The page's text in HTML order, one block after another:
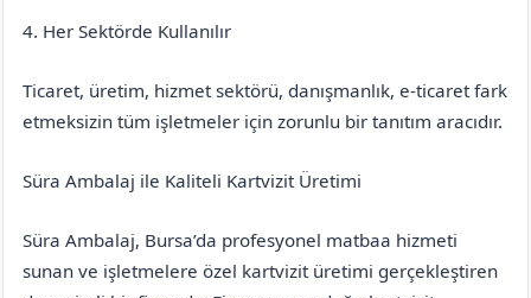
4. Her Sektörde Kullanılır
Ticaret, üretim, hizmet sektörü, danışmanlık, e-ticaret fark
etmeksizin tüm işletmeler için zorunlu bir tanıtım aracıdır.
Süra Ambalaj ile Kaliteli Kartvizit Üretimi
Süra Ambalaj, Bursa’da profesyonel matbaa hizmeti
sunan ve işletmelere özel kartvizit üretimi gerçekleştiren